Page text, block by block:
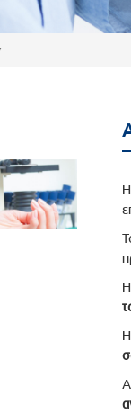
Προσλήψεων
Ασφάλειας
Επιτροπής
Λειτουργίας
Εσωτερικού
Βιώσιμης
Βιώσιμης
Δέουσας
Αναγνώρισης